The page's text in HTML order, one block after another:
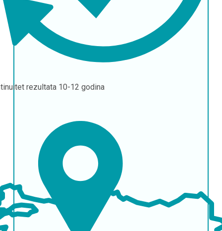
rezultata 10-12 godina